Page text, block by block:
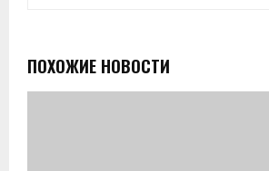
ПОХОЖИЕ НОВОСТИ